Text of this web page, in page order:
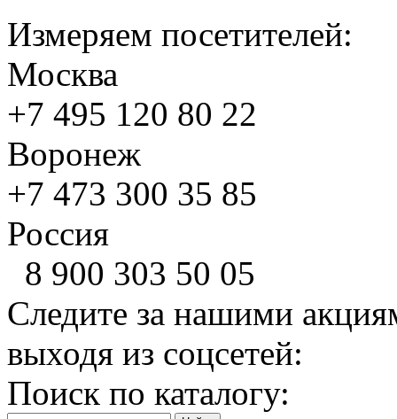
Измеряем посетителей:
Москва
+7 495 120 80 22
Воронеж
+7 473 300 35 85
Россия
8 900 303 50 05
Следите за нашими
выходя из соцсетей:
Поиск по каталогу: